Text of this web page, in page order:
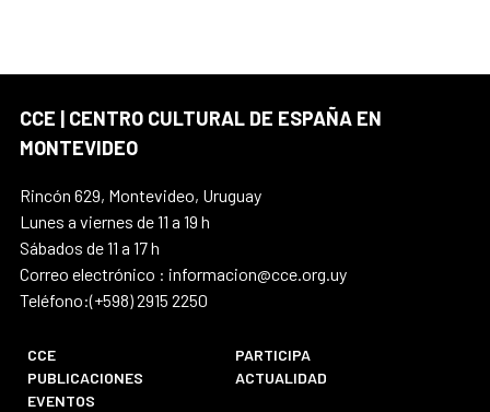
CCE | CENTRO CULTURAL DE ESPAÑA EN
MONTEVIDEO
Rincón 629, Montevideo, Uruguay
Lunes a viernes de 11 a 19 h
Sábados de 11 a 17 h
Correo electrónico : informacion@cce.org.uy
Teléfono:(+598) 2915 2250
CCE
PARTICIPA
PUBLICACIONES
ACTUALIDAD
EVENTOS